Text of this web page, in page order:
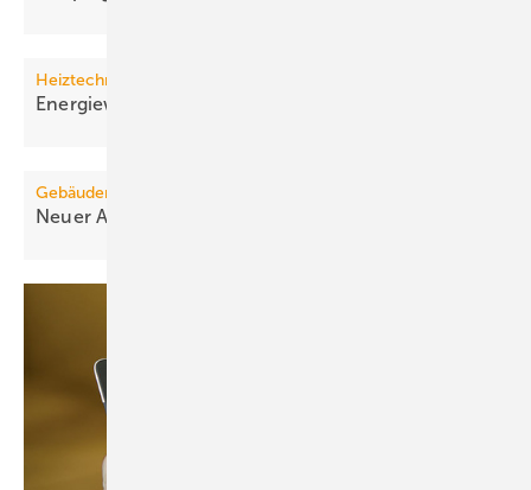
Heiztechnikmarkt
Energiewende erfordert
Gebäudemodernisierung
Neuer Anlauf für